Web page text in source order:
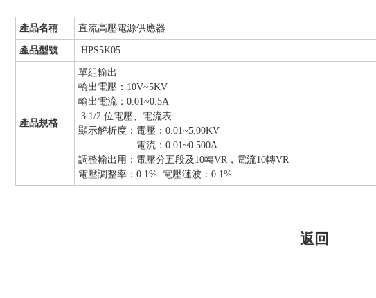
產品名稱 直流高壓電源供應器
產品型號 HPS5K05
產品規格
單組輸出
輸出電壓：10V~5KV
輸出電流：0.01~0.5A
3 1/2 位電壓、電流表
顯示解析度：電壓：0.01~5.00KV
電流：0.01~0.500A
調整輸出用：電壓分五段及10轉VR，電流10轉VR
電壓調整率：0.1% 電壓漣波：0.1%